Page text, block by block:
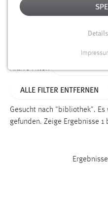
Alter
Aktive Filter:
ALLE FILTER ENTFERNEN
Gesucht nach "bibliothek".
gefunden. Zeige Ergebnisse 1
Funktionen und sind für
Einverständnis
cookie_consent
Dieser Cookie speichert